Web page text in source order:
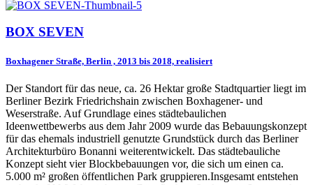
BOX SEVEN
Boxhagener Straße, Berlin , 2013 bis 2018, realisiert
Der Standort für das neue, ca. 26 Hektar große Stadtquartier liegt im
Berliner Bezirk Friedrichshain zwischen Boxhagener- und
Weserstraße. Auf Grundlage eines städtebaulichen
Ideenwettbewerbs aus dem Jahr 2009 wurde das Bebauungskonzept
für das ehemals industriell genutzte Grundstück durch das Berliner
Architekturbüro Bonanni weiterentwickelt. Das städtebauliche
Konzept sieht vier Blockbebauungen vor, die sich um einen ca.
5.000 m² großen öffentlichen Park gruppieren.Insgesamt entstehen